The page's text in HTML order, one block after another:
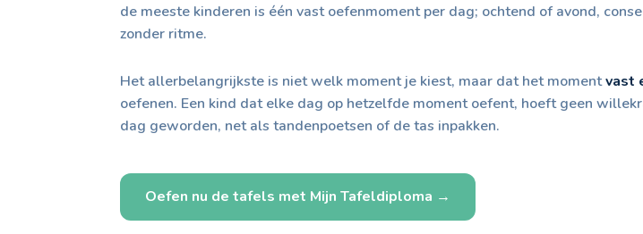
de meeste kinderen is één vast oefenmoment per dag; ochtend of avond,
zonder ritme.
Het allerbelangrijkste is niet welk moment je kiest, maar dat het momentvast
oefenen. Een kind dat elke dag op hetzelfde moment oefent, hoeft geen
dag geworden, net als tandenpoetsen of de tas inpakken.
Oefen nu de tafels met Mijn Tafeldiploma →